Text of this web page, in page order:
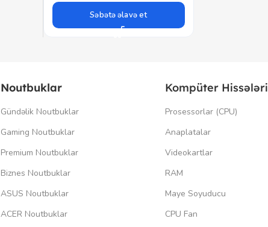
Səbətə əlavə et
Noutbuklar
Gündəlik Noutbuklar
Gaming Noutbuklar
Premium Noutbuklar
Biznes Noutbuklar
ASUS Noutbuklar
ACER Noutbuklar
Kompüter Hissələri
Prosessorlar (CPU)
Anaplatalar
Videokartlar
RAM
Maye Soyuducu
CPU Fan